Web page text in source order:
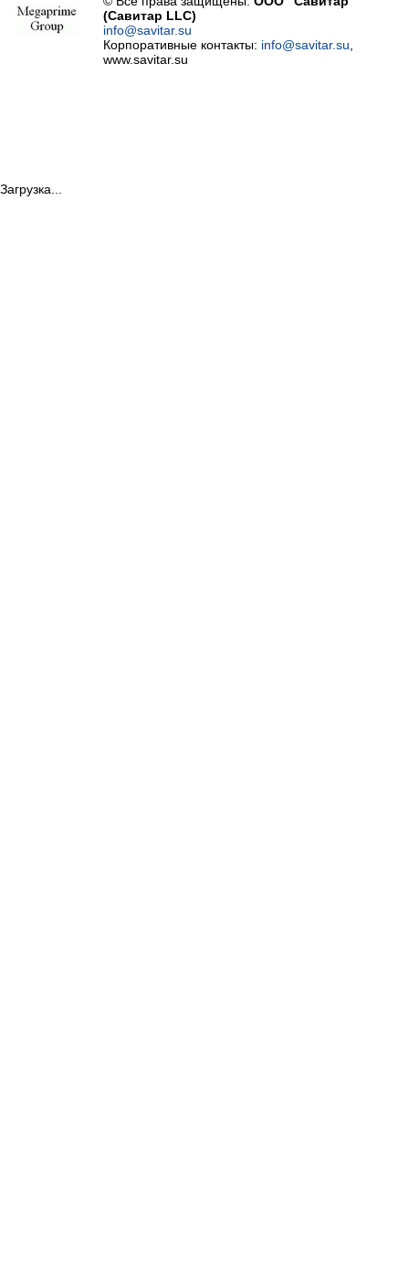
(Савитар LLC)
info@savitar.su
Корпоративные контакты: info@savitar.su
www.savitar.su
Загрузка...